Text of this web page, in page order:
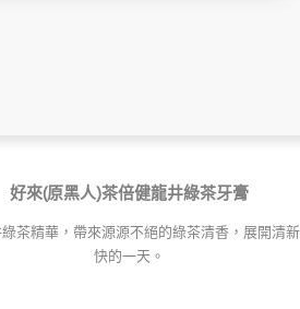
好來(原黑人)茶倍健龍井綠茶牙膏
茶精華，帶來源源不絕的綠茶清香，展開清
快的一天。